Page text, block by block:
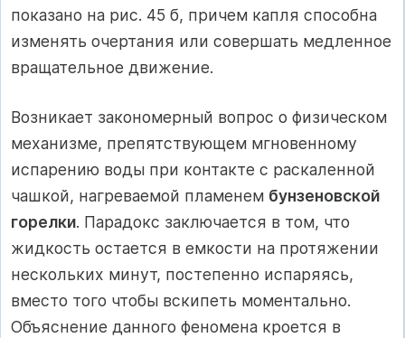
показано на рис. 45 б, причем капля способна
изменять очертания или совершать медленное
вращательное движение.
Возникает закономерный вопрос о физическом
механизме, препятствующем мгновенному
испарению воды при контакте с раскаленной
чашкой, нагреваемой пламенем бунзеновской
горелки. Парадокс заключается в том, что
жидкость остается в емкости на протяжении
нескольких минут, постепенно испаряясь,
вместо того чтобы вскипеть моментально.
Объяснение данного феномена кроется в